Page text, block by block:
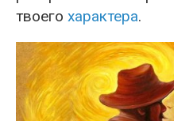
твоего характера.